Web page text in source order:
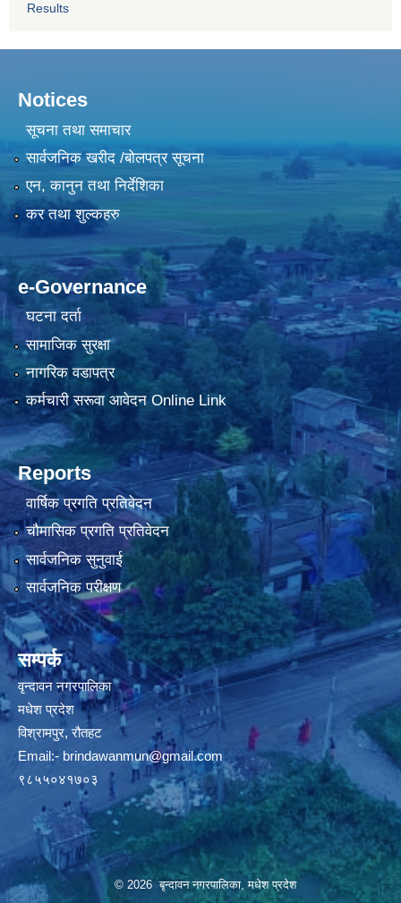
Results
Notices
सूचना तथा समाचार
सार्वजनिक खरीद /बोलपत्र सूचना
एन, कानुन तथा निर्देशिका
कर तथा शुल्कहरु
e-Governance
घटना दर्ता
सामाजिक सुरक्षा
नागरिक वडापत्र
कर्मचारी सरूवा आवेदन Online Link
Reports
वार्षिक प्रगति प्रतिवेदन
चौमासिक प्रगति प्रतिवेदन
सार्वजनिक सुनुवाई
सार्वजनिक परीक्षण
सम्पर्क
वृन्दावन नगरपालिका
मधेश प्रदेश
विश्रामपुर, रौतहट
Email:- brindawanmun@gmail.com
९८५५०४१७०३
© 2026 बृन्दावन नगरपालिका, मधेश प्रदेश